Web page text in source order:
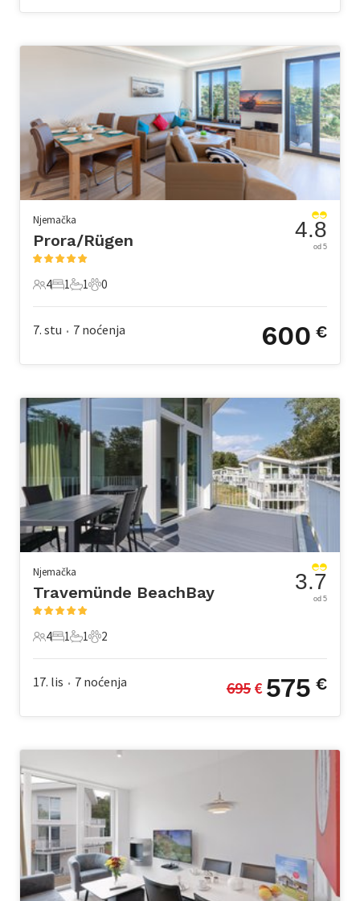
Njemačka
Prora/Rügen
4 Gosti
4
1 Spavaća soba
1
1 Kupaonica
1
0 Kućni ljubimac
0
4.8
od 5
7. stu • 7 noćenja 600 €
Njemačka
Travemünde BeachBay
4 Gosti
4
1 Spavaća soba
1
1 Kupaonica
1
2 Kućni ljubimac
2
3.7
od 5
17. lis • 7 noćenja 695 € 575 €